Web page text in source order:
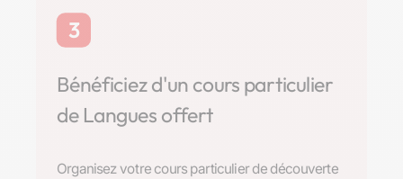
3
Bénéficiez d'un cours particulier
de Langues offert
Organisez votre cours particulier de découverte